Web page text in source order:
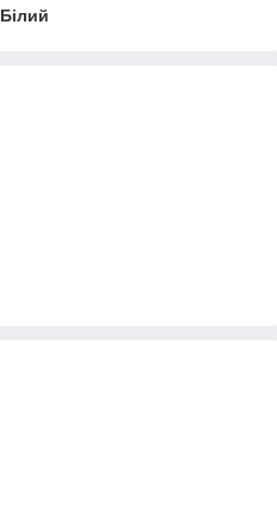
Білий